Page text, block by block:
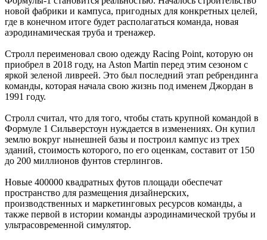
новой фабрики и кампуса, пригодных для конкретных целей,
где в конечном итоге будет располагаться команда, новая
аэродинамическая труба и тренажер.
Стролл переименовал свою одежду Racing Point, которую он
приобрел в 2018 году, на Aston Martin перед этим сезоном с
яркой зеленой ливреей. Это был последний этап ребрендинга
команды, которая начала свою жизнь под именем Джордан в
1991 году.
Стролл считал, что для того, чтобы стать крупной командой в
Формуле 1 Сильверстоун нуждается в изменениях. Он купил
землю вокруг нынешней базы и построил кампус из трех
зданий, стоимость которого, по его оценкам, составит от 150
до 200 миллионов фунтов стерлингов.
Новые 400000 квадратных футов площади обеспечат
пространство для размещения дизайнерских,
производственных и маркетинговых ресурсов команды, а
также первой в истории команды аэродинамической трубы и
ультрасовременной симулятор.